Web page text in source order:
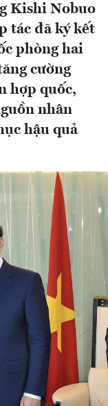
Kishi Nobuo
tác đã ký kết
phòng hai
cường
hợp quốc,
nhân
hậu quả